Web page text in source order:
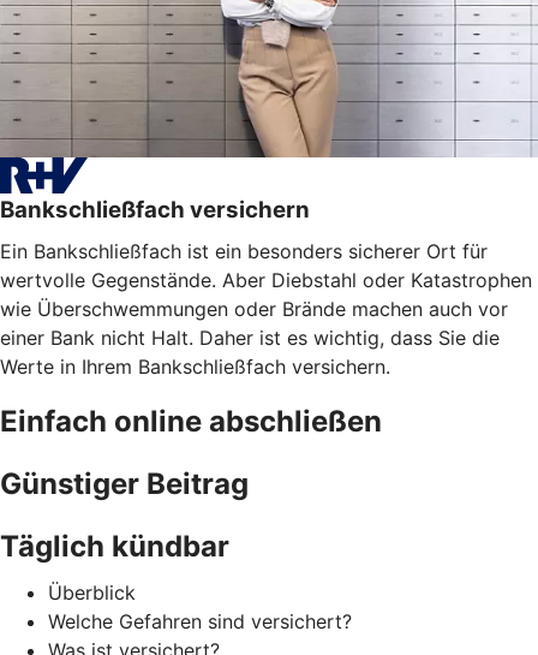
Bankschließfach versichern
Ein Bankschließfach ist ein besonders sicherer Ort für
wertvolle Gegenstände. Aber Diebstahl oder Katastrophen
wie Überschwemmungen oder Brände machen auch vor
einer Bank nicht Halt. Daher ist es wichtig, dass Sie die
Werte in Ihrem Bankschließfach versichern.
Einfach online abschließen
Günstiger Beitrag
Täglich kündbar
Überblick
Welche Gefahren sind versichert?
Was ist versichert?